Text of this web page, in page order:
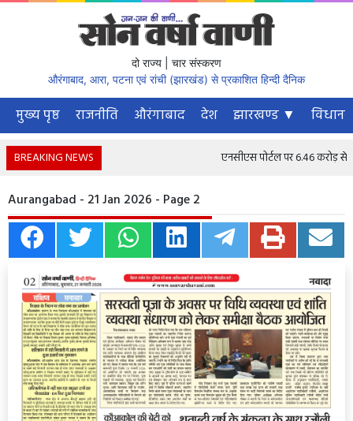
दो राज्य | चार संस्करण
औरंगाबाद, आरा, पटना एवं रांची (झारखंड) से प्रकाशित हिन्दी दैनिक
मुख्य पृष्ठ राजनीति औरंगाबाद देश झारखण्ड ▼
BREAKING NEWS एनसीएस पोर्टल पर 6.46 करोड़ से
Aurangabad - 21 Jan 2026 - Page 2